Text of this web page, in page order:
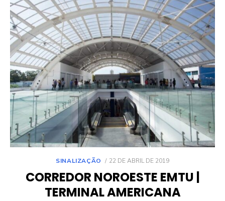
SINALIZAÇÃO
POSTED
22 DE ABRIL DE 2019
CORREDOR NOROESTE EMTU |
TERMINAL AMERICANA